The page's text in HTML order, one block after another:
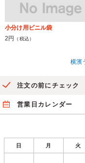
小分け用ビニル袋
2円
（税込）
横濱
注文の前にチェック
営業日カレンダー
日 月 火